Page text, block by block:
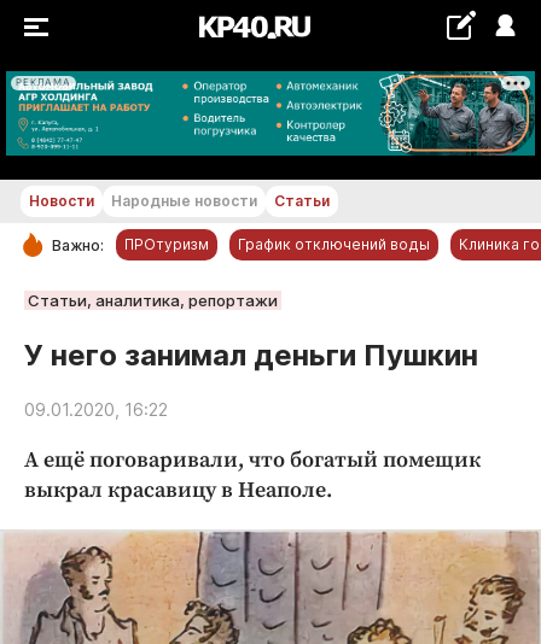
РЕКЛАМА
+29...+30 °С
РУБРИКИ
Новости компаний
Статьи
Народные новости
Авто и транспорт
Криминал
Культура
Недвижимость и ЖКХ
Новости Народные новости Статьи
Важно: ПРОтуризм График отключений воды Клиника
Статьи, аналитика, репортажи
У него занимал деньги Пушкин
09.01.2020, 16:22
А ещё поговаривали, что богатый помещик
выкрал красавицу в Неаполе.